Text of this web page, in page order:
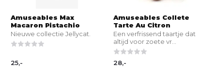
Amuseables Max
Macaron Pistachio
Nieuwe collectie Jellycat.
25,-
Amuseables Collete
Tarte Au Citron
Een verfrissend taartje dat
altijd voor zoete vr...
28,-